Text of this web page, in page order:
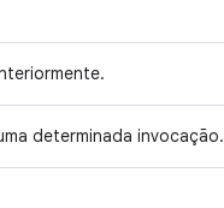
determinada invocação.